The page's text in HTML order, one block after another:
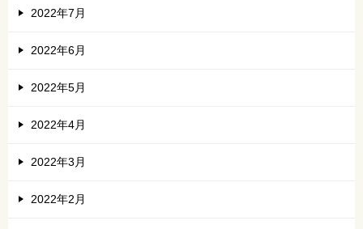
2022年7月
2022年6月
2022年5月
2022年4月
2022年3月
2022年2月